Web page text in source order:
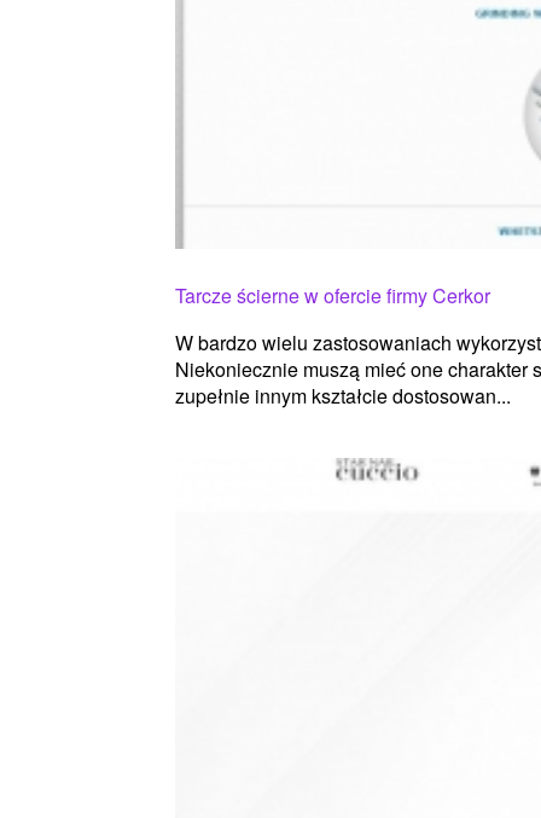
Tarcze ścierne w ofercie firmy Cerkor
W bardzo wielu zastosowaniach
Niekoniecznie muszą mieć one charakter
zupełnie innym kształcie dostosowan...